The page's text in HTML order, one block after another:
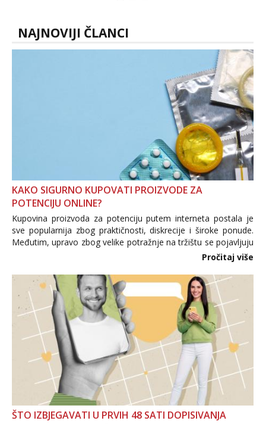
NAJNOVIJI ČLANCI
KAKO SIGURNO KUPOVATI PROIZVODE ZA
POTENCIJU ONLINE?
Kupovina proizvoda za potenciju putem interneta postala je
sve popularnija zbog praktičnosti, diskrecije i široke ponude.
Međutim, upravo zbog velike potražnje na tržištu se pojavljuju
i brojni krivotvoreni proizvodi, nepouzdane internetske
Pročitaj više
ŠTO IZBJEGAVATI U PRVIH 48 SATI DOPISIVANJA